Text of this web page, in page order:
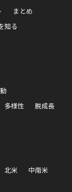
まとめ
知る
多様性 脱成長
北米
中南米